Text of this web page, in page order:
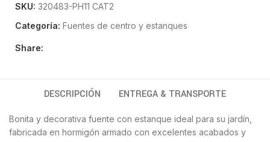
SKU: 320483-PH11 CAT2
Categoría: Fuentes de centro y estanques
Share:
DESCRIPCIÓN ENTREGA & TRANSPORTE
Bonita y decorativa fuente con estanque ideal para su jardín,
fabricada en hormigón armado con excelentes acabados y